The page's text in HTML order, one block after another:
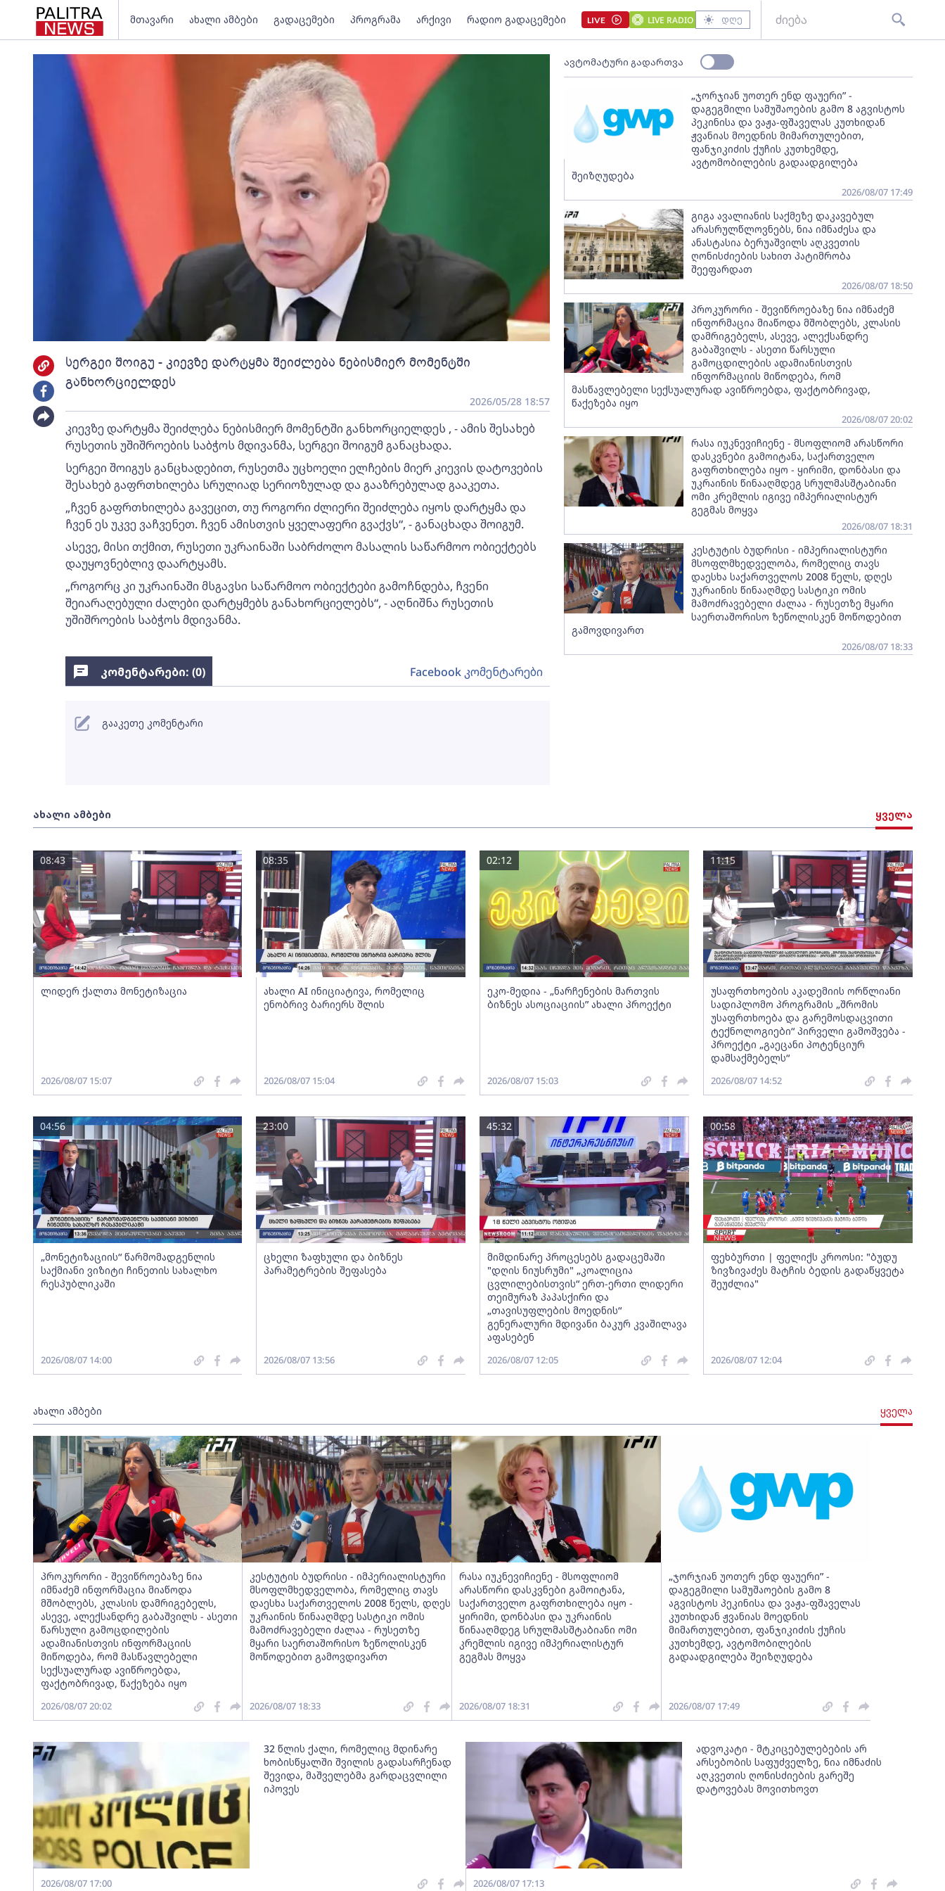
მთავარი ახალი ამბები გადაცემები პროგრამა არქივი რადიო გადაცემები LIVE LIVE RADIO დღე
სერგეი შოიგუ - კიევზე დარტყმა შეიძლება ნებისმიერ მომენტში
განხორციელდეს
2026/05/28 18:57
კიევზე დარტყმა შეიძლება ნებისმიერ მომენტში განხორციელდეს , - ამის შესახებ
რუსეთის უშიშროების საბჭოს მდივანმა, სერგეი შოიგუმ განაცხადა.
სერგეი შოიგუს განცხადებით, რუსეთმა უცხოელი ელჩების მიერ კიევის დატოვების
შესახებ გაფრთხილება სრულიად სერიოზულად და გააზრებულად გააკეთა.
„ჩვენ გაფრთხილება გავეცით, თუ როგორი ძლიერი შეიძლება იყოს დარტყმა და
ჩვენ ეს უკვე ვაჩვენეთ. ჩვენ ამისთვის ყველაფერი გვაქვს“, - განაცხადა შოიგუმ.
ასევე, მისი თქმით, რუსეთი უკრაინაში საბრძოლო მასალის საწარმოო ობიექტებს
დაუყოვნებლივ დაარტყამს.
„როგორც კი უკრაინაში მსგავსი საწარმოო ობიექტები გამოჩნდება, ჩვენი
შეიარაღებული ძალები დარტყმებს განახორციელებს“, - აღნიშნა რუსეთის
უშიშროების საბჭოს მდივანმა.
ავტომატური გადართვა
„ჯორჯიან უოთერ ენდ ფაუერი” -
დაგეგმილი სამუშაოების გამო 8 აგვისტოს
პეკინისა და ვაჟა-ფშაველას კუთხიდან
ჟვანიას მოედნის მიმართულებით,
ფანჯიკიძის ქუჩის კუთხემდე,
ავტომობილების გადაადგილება
შეიზღუდება
2026/08/07 17:49
გიგა ავალიანის საქმეზე დაკავებულ
არასრულწლოვნებს, ნია იმნაძესა და
ანასტასია ბერუაშვილს აღკვეთის
ღონისძიების სახით პატიმრობა
შეეფარდათ
2026/08/07 18:50
პროკურორი - შევიწროებაზე ნია იმნაძემ
ინფორმაცია მიაწოდა მშობლებს, კლასის
დამრიგებელს, ასევე, ალექსანდრე
გაბაშვილს - ასეთი წარსული
გამოცდილების ადამიანისთვის
ინფორმაციის მიწოდება, რომ
მასწავლებელი სექსუალურად ავიწროებდა, ფაქტობრივად,
წაქეზება იყო
2026/08/07 20:02
რასა იუკნევიჩიენე - მსოფლიომ არასწორი
დასკვნები გამოიტანა, საქართველო
გაფრთხილება იყო - ყირიმი, დონბასი და
უკრაინის წინააღმდეგ სრულმასშტაბიანი
ომი კრემლის იგივე იმპერიალისტურ
გეგმას მოყვა
2026/08/07 18:31
კესტუტის ბუდრისი - იმპერიალისტური
მსოფლმხედველობა, რომელიც თავს
დაესხა საქართველოს 2008 წელს, დღეს
უკრაინის წინააღმდე სასტიკი ომის
მამოძრავებელი ძალაა - რუსეთზე მყარი
საერთაშორისო ზეწოლისკენ მოწოდებით
გამოვდივართ
2026/08/07 18:33
ახალი ამბები ყველა
ლიდერ ქალთა მონეტიზაცია
08:43
2026/08/07 15:07
ახალი AI ინიციატივა, რომელიც
ენობრივ ბარიერს შლის
08:35
2026/08/07 15:04
ეკო-მედია - „ნარჩენების მართვის
ბიზნეს ასოციაციის” ახალი პროექტი
02:12
2026/08/07 15:03
უსაფრთხოების აკადემიის ორწლიანი
სადიპლომო პროგრამის „შრომის
უსაფრთხოება და გარემოსდაცვითი
ტექნოლოგიები“ პირველი გამოშვება -
პროექტი „გაეცანი პოტენციურ
დამსაქმებელს“
11:15
2026/08/07 14:52
„მონეტიზაციის“ წარმომადგენლის
საქმიანი ვიზიტი ჩინეთის სახალხო
რესპუბლიკაში
04:56
2026/08/07 14:00
ცხელი ზაფხული და ბიზნეს
პარამეტრების შეფასება
23:00
2026/08/07 13:56
მიმდინარე პროცესებს გადაცემაში
"დღის ნიუსრუმი" „კოალიცია
ცვლილებისთვის“ ერთ-ერთი ლიდერი
თეიმურაზ პაპასქირი და
„თავისუფლების მოედნის“
გენერალური მდივანი ბაკურ კვაშილავა
აფასებენ
45:32
2026/08/07 12:05
ფეხბურთი | ფელიქს კროოსი: "ბუდუ
ზივზივაძეს მატჩის ბედის გადაწყვეტა
შეუძლია"
00:58
2026/08/07 12:04
ახალი ამბები ყველა
პროკურორი - შევიწროებაზე ნია
იმნაძემ ინფორმაცია მიაწოდა
მშობლებს, კლასის დამრიგებელს,
ასევე, ალექსანდრე გაბაშვილს - ასეთი
წარსული გამოცდილების
ადამიანისთვის ინფორმაციის
მიწოდება, რომ მასწავლებელი
სექსუალურად ავიწროებდა,
ფაქტობრივად, წაქეზება იყო
2026/08/07 20:02
კესტუტის ბუდრისი - იმპერიალისტური
მსოფლმხედველობა, რომელიც თავს
დაესხა საქართველოს 2008 წელს, დღეს
უკრაინის წინააღმდე სასტიკი ომის
მამოძრავებელი ძალაა - რუსეთზე
მყარი საერთაშორისო ზეწოლისკენ
მოწოდებით გამოვდივართ
2026/08/07 18:33
რასა იუკნევიჩიენე - მსოფლიომ
არასწორი დასკვნები გამოიტანა,
საქართველო გაფრთხილება იყო -
ყირიმი, დონბასი და უკრაინის
წინააღმდეგ სრულმასშტაბიანი ომი
კრემლის იგივე იმპერიალისტურ
გეგმას მოყვა
2026/08/07 18:31
„ჯორჯიან უოთერ ენდ ფაუერი” -
დაგეგმილი სამუშაოების გამო 8
აგვისტოს პეკინისა და ვაჟა-ფშაველას
კუთხიდან ჟვანიას მოედნის
მიმართულებით, ფანჯიკიძის ქუჩის
კუთხემდე, ავტომობილების
გადაადგილება შეიზღუდება
2026/08/07 17:49
32 წლის ქალი, რომელიც მდინარე
ხობისწყალში შვილის გადასარჩენად
შევიდა, მაშველებმა გარდაცვლილი
იპოვეს
2026/08/07 17:00
ადვოკატი - მტკიცებულებების არ
არსებობის საფუძველზე, ნია იმნაძის
აღკვეთის ღონისძიების გარეშე
დატოვებას მოვითხოვთ
2026/08/07 17:13
კომენტარები: (0) Facebook კომენტარები
გააკეთე კომენტარი